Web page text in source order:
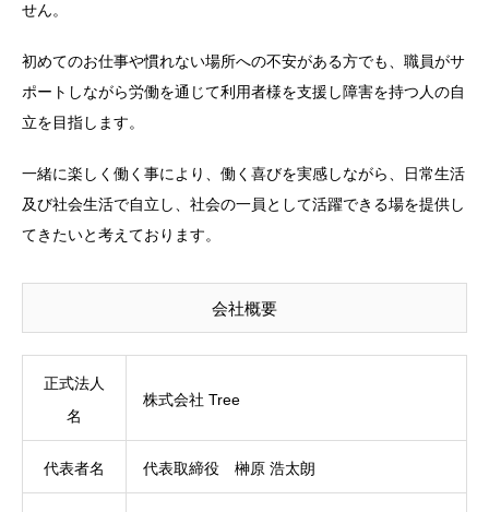
せん。
初めてのお仕事や慣れない場所への不安がある方でも、職員がサ
ポートしながら労働を通じて利用者様を支援し障害を持つ人の自
立を目指します。
一緒に楽しく働く事により、働く喜びを実感しながら、日常生活
及び社会生活で自立し、社会の一員として活躍できる場を提供し
てきたいと考えております。
会社概要
正式法人
名
株式会社 Tree
代表者名 代表取締役 榊原 浩太朗